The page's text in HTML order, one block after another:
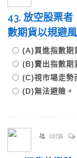
43. 放空股票
數期貨以規避
(A)買進指數期
(B)賣出指數期
(C)視市場走勢
(D)無法避險。
0討論